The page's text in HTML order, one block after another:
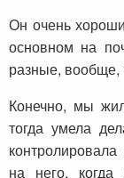
Он очень
основном на
разные,
Конечно, мы
тогда умела
на него,